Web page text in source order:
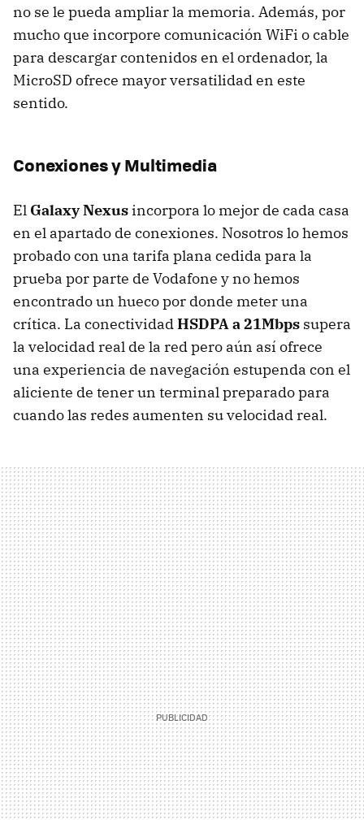
no se le pueda ampliar la memoria. Además, por
mucho que incorpore comunicación WiFi o cable
para descargar contenidos en el ordenador, la
MicroSD ofrece mayor versatilidad en este
sentido.
Conexiones y Multimedia
El Galaxy Nexus incorpora lo mejor de cada casa
en el apartado de conexiones. Nosotros lo hemos
probado con una tarifa plana cedida para la
prueba por parte de Vodafone y no hemos
encontrado un hueco por donde meter una
crítica. La conectividadHSDPAa 21Mbps supera
la velocidad real de la red pero aún así ofrece
una experiencia de navegación estupenda con el
aliciente de tener un terminal preparado para
cuando las redes aumenten su velocidad real.